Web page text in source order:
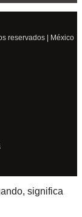
reservados | México
significa